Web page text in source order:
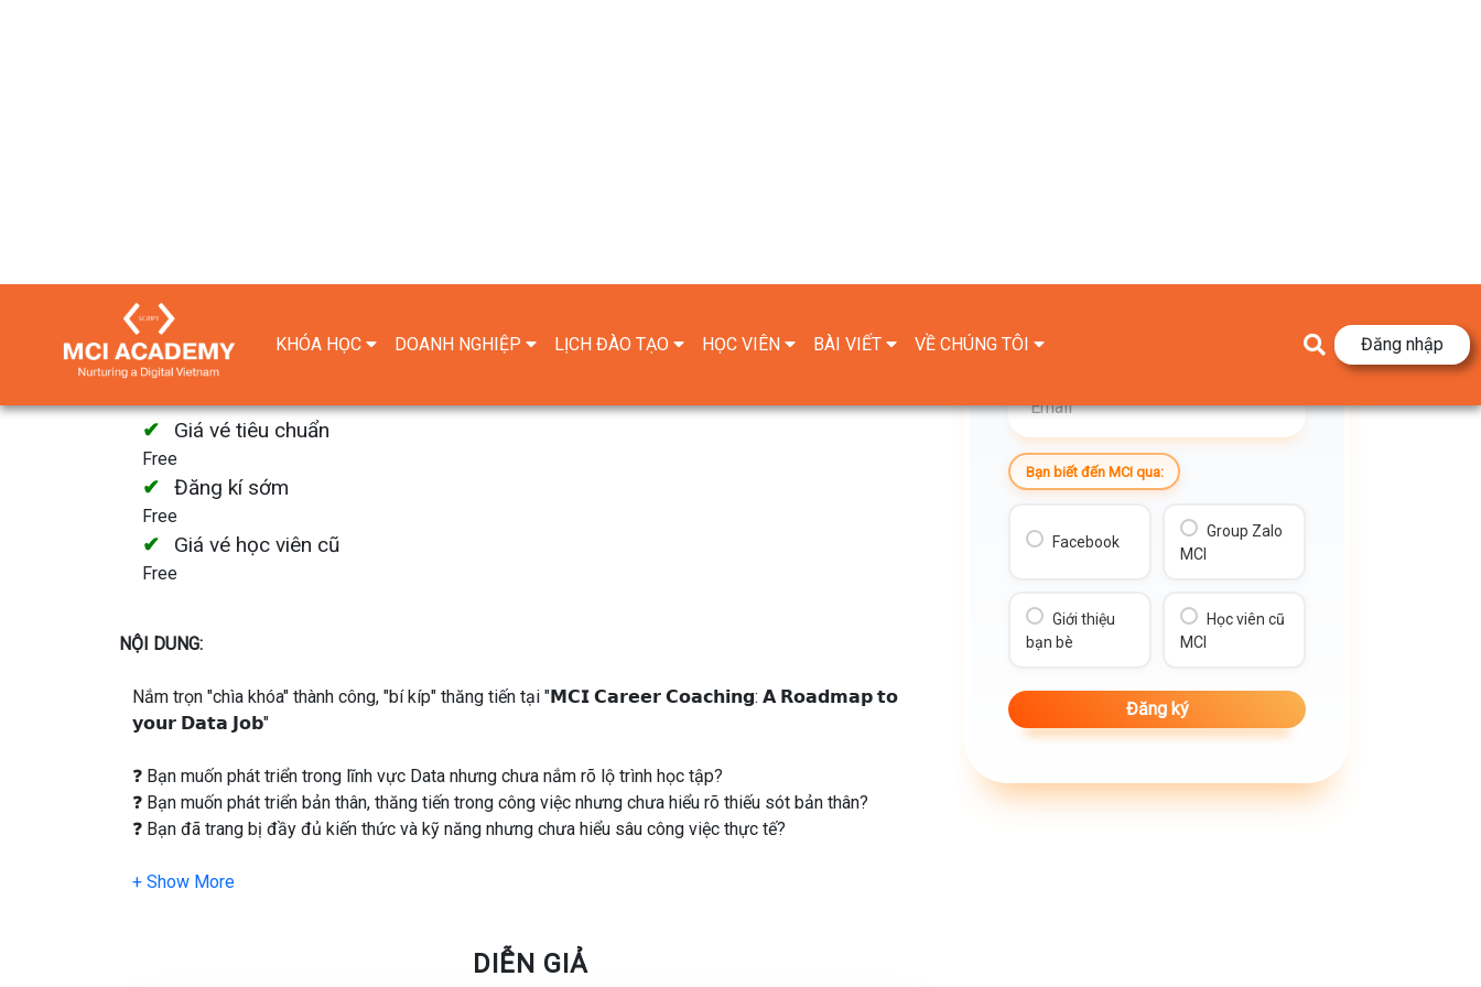
trí:
Trực tuyến qua zoom (Chúng tôi sẽ gửi thông tin link zoom qua email bạn
đăng ký)
Giá vé tiêu chuẩn
Free
Đăng kí sớm
Free
Giá vé học viên cũ
Free
NỘI DUNG:
Nắm trọn "chìa khóa" thành công, "bí kíp" thăng tiến tại "𝗠𝗖𝗜 𝗖𝗮𝗿𝗲𝗲𝗿 𝗖𝗼𝗮𝗰𝗵𝗶𝗻𝗴: 𝗔 𝗥𝗼𝗮𝗱𝗺𝗮𝗽 𝘁𝗼
𝘆𝗼𝘂𝗿 𝗗𝗮𝘁𝗮 𝗝𝗼𝗯"
❓ Bạn muốn phát triển trong lĩnh vực Data nhưng chưa nắm rõ lộ trình học tập?
❓ Bạn muốn phát triển bản thân, thăng tiến trong công việc nhưng chưa hiểu rõ thiếu sót bản thân?
❓ Bạn đã trang bị đầy đủ kiến thức và kỹ năng nhưng chưa hiểu sâu công việc thực tế?
👉 Tất cả sẽ được trả lời tại workshop “𝗠𝗖𝗜 𝗖𝗮𝗿𝗲𝗲𝗿 𝗖𝗼𝗮𝗰𝗵𝗶𝗻𝗴: 𝗔 𝗥𝗼𝗮𝗱𝗺𝗮𝗽 𝘁𝗼 𝘆𝗼𝘂𝗿 𝗗𝗮𝘁𝗮
DIỄN GIẢ
Bạn biết đến MCI qua:
Facebook
Group Zalo
MCI
Giới thiệu
bạn bè
Học viên cũ
MCI